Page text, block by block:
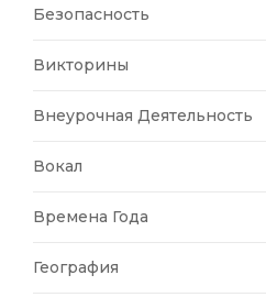
Безопасность
Викторины
Внеурочная Деятельность
Вокал
Времена Года
География